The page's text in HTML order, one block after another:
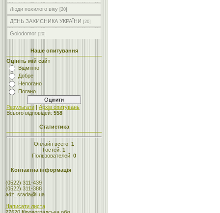
Люди похилого віку [20]
ДЕНЬ ЗАХИСНИКА УКРАЇНИ [20]
Golodomor [20]
Наше опитування
Оцініть мій сайт
Відмінно
Добре
Непогано
Погано
Результати | Архів опитувань
Всього відповідей: 558
Статистика
Онлайн всего: 1
Гостей: 1
Пользователей: 0
Контактна інформація
(0522) 311-439
(0522) 311-388
adz_srada@i.ua
Написати листа